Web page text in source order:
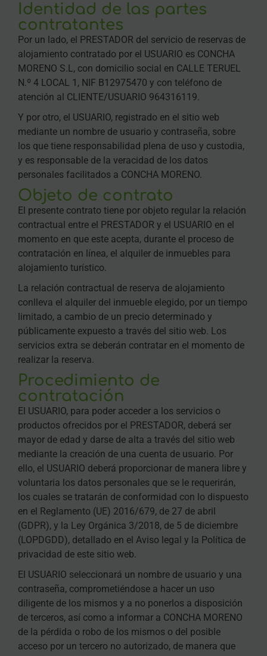
Identidad de las partes
contratantes
Por un lado, el PRESTADOR del servicio de reservas de
alojamiento contratado por el USUARIO es CONCHA
MORENO S.L, con domicilio social en CALLE TERUEL
N.º 4 LOCAL 1, NIF B12975470 y con teléfono de
atención al CLIENTE/USUARIO 964316119.
Y por otro, el USUARIO, registrado en el sitio web
mediante un nombre de usuario y contraseña, sobre
los que tiene responsabilidad plena de uso y custodia,
y es responsable de la veracidad de los datos
personales facilitados a CONCHA MORENO.
Objeto de contrato
El presente contrato tiene por objeto regular la relación
contractual entre el PRESTADOR y el USUARIO en el
momento en que este acepta, durante el proceso de
contratación en línea, el alquiler de inmuebles para
alojamiento turístico.
La relación contractual de reserva de alojamiento
conlleva el alquiler del inmueble elegido, por un tiempo
limitado, a cambio de un precio determinado y
públicamente expuesto a través del sitio web. Los
servicios extra se deberán contratar en el momento de
realizar la reserva.
Procedimiento de
contratación
El USUARIO, para poder acceder a los servicios o
productos ofrecidos por el PRESTADOR, deberá ser
mayor de edad y darse de alta a través del sitio web
mediante la creación de una cuenta de usuario. Por
ello, el USUARIO deberá proporcionar de manera libre y
voluntaria los datos personales que se le requerirán,
los cuales se tratarán de conformidad con lo dispuesto
en el Reglamento (UE) 2016/679, de 27 de abril
(GDPR), y la Ley Orgánica 3/2018, de 5 de diciembre
(LOPDGDD), detallado en el Aviso legal y la Política de
privacidad de este sitio web.
El USUARIO seleccionará un nombre de usuario y una
contraseña, comprometiéndose a hacer un uso
diligente de los mismos y a no ponerlos a disposición
de terceros, así como a informar a CONCHA MORENO
de la pérdida o robo de los mismos o del posible
acceso por un tercero no autorizado, de manera que